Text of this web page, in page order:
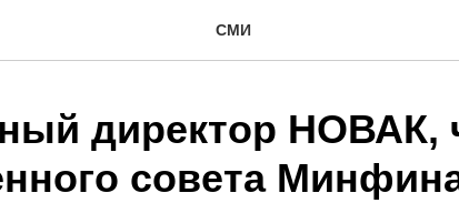
СМИ
директор НОВАК,
совета